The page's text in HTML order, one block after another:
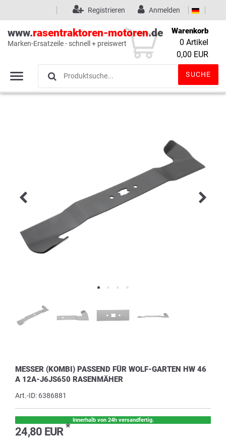
Wunschliste (0)
Anmelden
Registrieren
www.rasentraktoren-motoren.de
Marken-Ersatzeile - schnell + preiswert
SUCHE
Warenkorb
0 Artikel
0,00 EUR
MESSER (KOMBI) PASSEND FÜR WOLF-GARTEN HW 46
A 12A-J6JS650 RASENMÄHER
Art.-ID: 6386881
Innerhalb von 24h versandfertig.
24,80 EUR*